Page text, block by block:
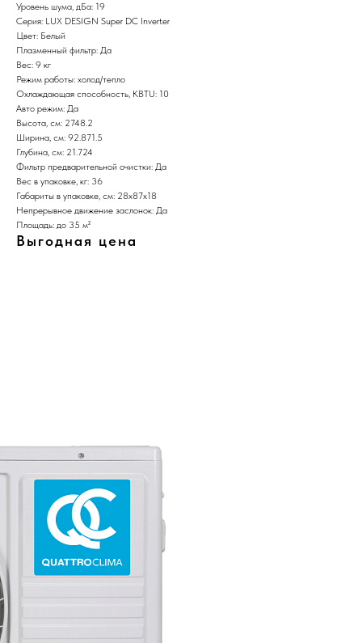
Уровень шума, дБа: 19
Серия: LUX DESIGN Super DC Inverter
Цвет: Белый
Плазменный фильтр: Да
Вес: 9 кг
Режим работы: холод/тепло
Охлаждающая способность, KBTU: 10
Авто режим: Да
Высота, см: 2748.2
Ширина, см: 92.871.5
Глубина, см: 21.724
Фильтр предварительной очистки: Да
Вес в упаковке, кг: 36
Габариты в упаковке, см: 28х87х18
Непрерывное движение заслонок: Да
Площадь: до 35 м²
Выгодная цена